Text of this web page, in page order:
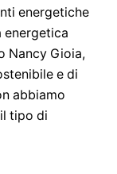
energetiche
energetica
Nancy Gioia,
e di
abbiamo
tipo di